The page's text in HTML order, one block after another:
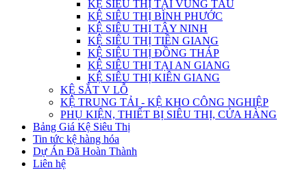
KỆ SIÊU THỊ TẠI VŨNG TÀU
KỆ SIÊU THỊ BÌNH PHƯỚC
KỆ SIÊU THỊ TÂY NINH
KỆ SIÊU THỊ TIỀN GIANG
KỆ SIÊU THỊ ĐỒNG THÁP
KỆ SIÊU THỊ TẠI AN GIANG
KỆ SIÊU THỊ KIÊN GIANG
KỆ SẮT V LỖ
KỆ TRUNG TẢI - KỆ KHO CÔNG NGHIỆP
PHỤ KIỆN, THIẾT BỊ SIÊU THỊ, CỬA HÀNG
Bảng Giá Kệ Siêu Thị
Tin tức kệ hàng hóa
Dự Án Đã Hoàn Thành
Liên hệ